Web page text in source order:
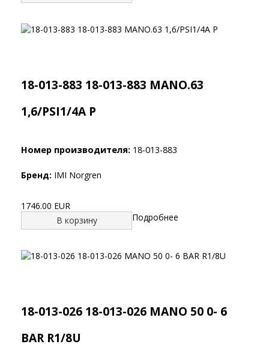
18-013-883 18-013-883 MANO.63
1,6/PSI1/4A P
Номер производителя: 18-013-883
Бренд: IMI Norgren
1746.00 EUR
В корзину
Подробнее
18-013-026 18-013-026 MANO 50 0- 6
BAR R1/8U